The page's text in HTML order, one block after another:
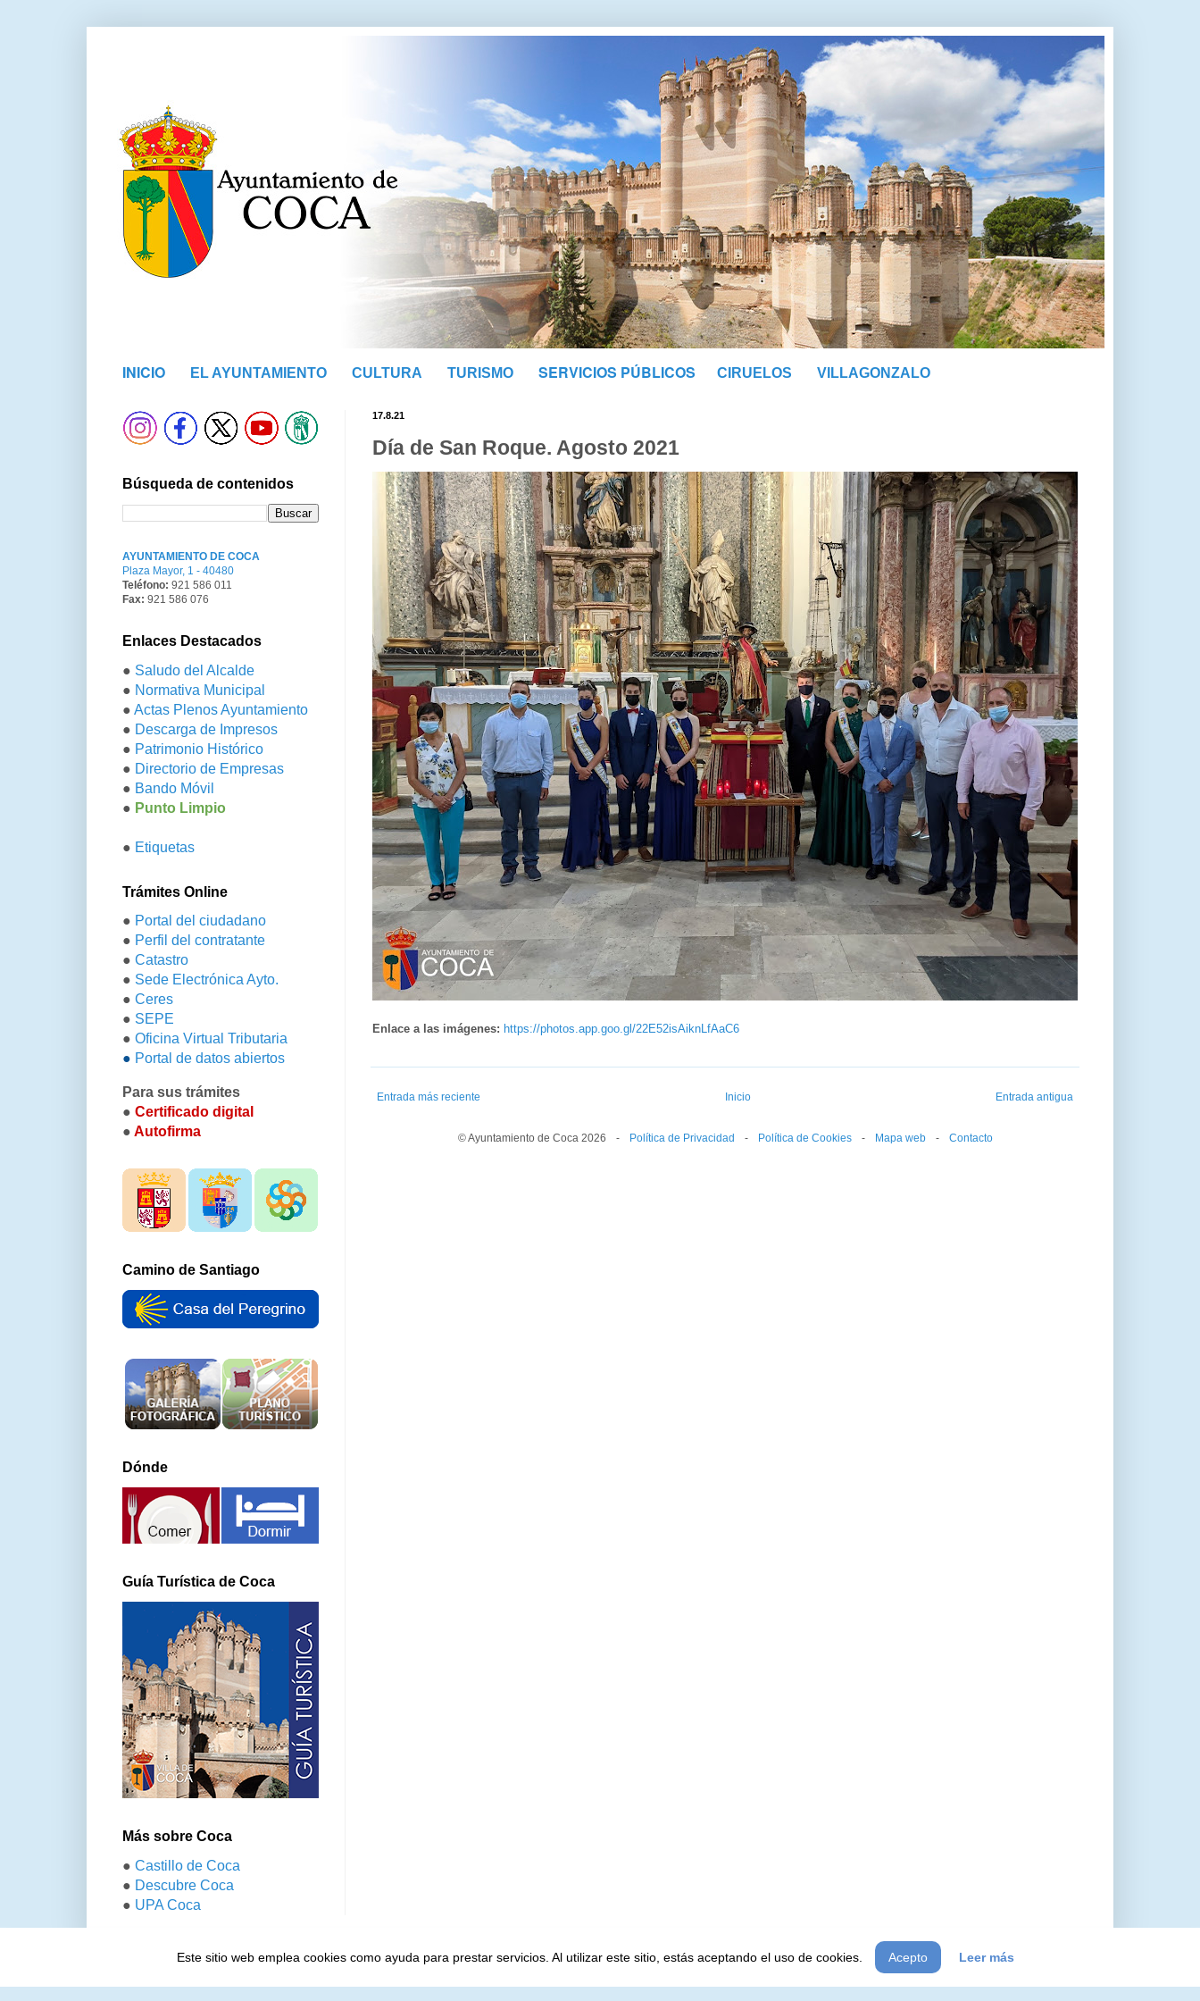
Este sitio web emplea cookies como ayuda para prestar servicios. Al utilizar este sitio, estás aceptando el uso de cookies. Acepto Leer más
INICIO EL AYUNTAMIENTO CULTURA TURISMO SERVICIOS PÚBLICOS CIRUELOS VILLAGONZALO
17.8.21
Día de San Roque. Agosto 2021
Enlace a las imágenes: https://photos.app.goo.gl/22E52isAiknLfAaC6
Entrada más reciente Entrada antigua
Inicio
© Ayuntamiento de Coca 2026 --- Política de Privacidad --- Política de Cookies --- Mapa web --- Contacto
Búsqueda de contenidos
AYUNTAMIENTO DE COCA
Plaza Mayor, 1 - 40480
Teléfono: 921 586 011
Fax: 921 586 076
Enlaces Destacados
● Saludo del Alcalde
● Normativa Municipal
● Actas Plenos Ayuntamiento
● Descarga de Impresos
● Patrimonio Histórico
● Directorio de Empresas
● Bando Móvil
● Punto Limpio
● Etiquetas
Trámites Online
● Portal del ciudadano
● Perfil del contratante
● Catastro
● Sede Electrónica Ayto.
● Ceres
● SEPE
● Oficina Virtual Tributaria
● Portal de datos abiertos
Para sus trámites
● Certificado digital
● Autofirma
Camino de Santiago
Dónde
Guía Turística de Coca
Más sobre Coca
● Castillo de Coca
● Descubre Coca
● UPA Coca